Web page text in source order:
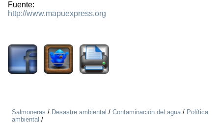
Fuente:
http://www.mapuexpress.org
Salmoneras / Desastre ambiental / Contaminación del agua/ Política
ambiental /